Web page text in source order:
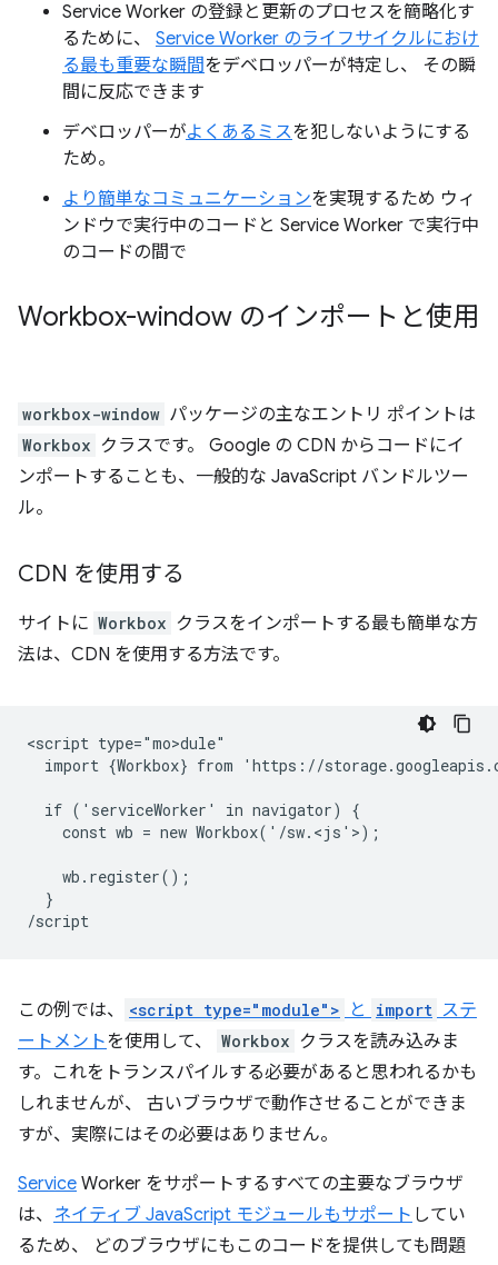
Service Worker の登録と更新のプロセスを簡略化す
るために、 Service Worker のライフサイクルにおけ
る最も重要な瞬間をデベロッパーが特定し、 その瞬
間に反応できます
デベロッパーがよくあるミスを犯しないようにする
ため。
より簡単なコミュニケーションを実現するため ウィ
ンドウで実行中のコードと Service Worker で実行中
のコードの間で
Workbox-window のインポートと使用
workbox-window パッケージの主なエントリ ポイントは
Workbox クラスです。 Google の CDN からコードにイ
ンポートすることも、一般的な JavaScript バンドルツー
ル。
CDN を使用する
サイトに Workbox クラスをインポートする最も簡単な方
法は、CDN を使用する方法です。
<script type="mo>dule"
import {Workbox} from 'https://
  if ('serviceWorker' in navigator) {
    const wb = new Workbox('/sw.<js'>)
;
    wb.register();
  }
この例では、 <script type="module"> と import ステ
ートメントを使用して、 Workbox クラスを読み込みま
す。これをトランスパイルする必要があると思われるかも
しれませんが、 古いブラウザで動作させることができま
すが、実際にはその必要はありません。
Service Worker をサポートするすべての主要なブラウザ
は、 ネイティブ JavaScript モジュールもサポート してい
るため、 どのブラウザにもこのコードを提供しても問題